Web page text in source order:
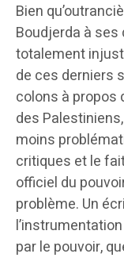
Bien
Boudjerda à
totalement
de ces derniers
colons à propos
des
moins
critiques et le
officiel du
problème. Un
par le pouvoir,